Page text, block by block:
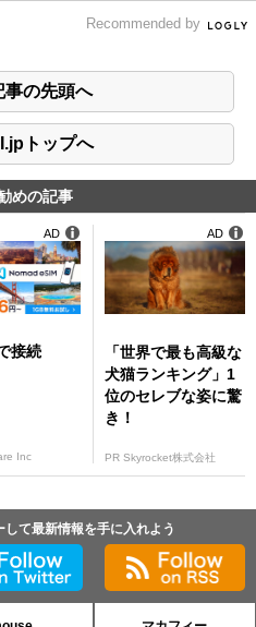
Recommended by
事の先頭へ
トップへ
めの記事
接続
Inc
AD
「世界で最も高級な
犬猫ランキング」1
位のセレブな姿に驚
き！
PR Skyrocket株式会社
AD
て最新情報を手に入れよう